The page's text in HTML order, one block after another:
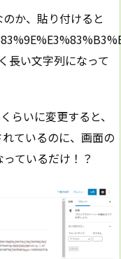
か、貼り付けると
い文字列になって
らいに変更すると、
ているのに、画面の
ているだけ！？